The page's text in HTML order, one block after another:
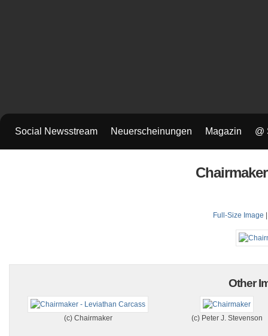
Social Newsstream Neuerscheinungen Magazin @
Full-Size Image
Other
(c) Chairmaker (c) Peter J. Stevenson